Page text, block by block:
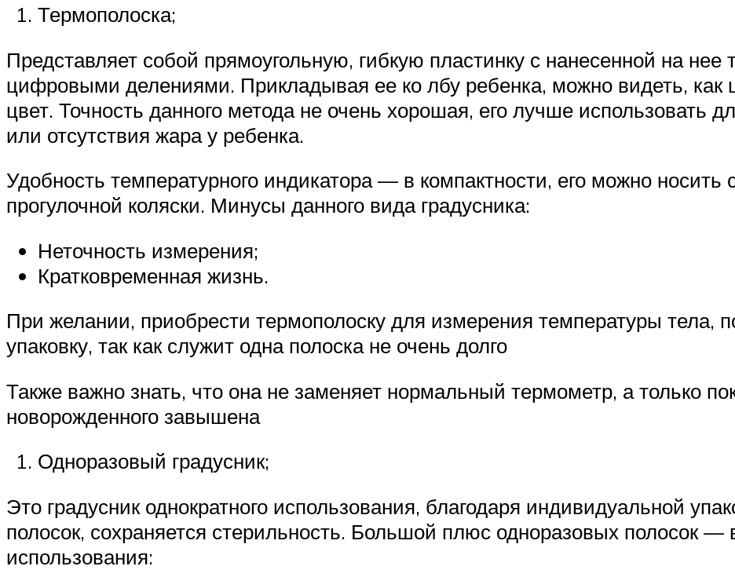
Термополоска;
Представляет собой прямоугольную, гибкую пластинку с нанесенной на нее
цифровыми делениями. Прикладывая ее ко лбу ребенка, можно видеть,
цвет. Точность данного метода не очень хорошая, его лучше использовать
или отсутствия жара у ребенка.
Удобность температурного индикатора — в компактности, его можно
прогулочной коляски. Минусы данного вида градусника:
Неточность измерения;
Кратковременная жизнь.
При желании, приобрести термополоску для измерения температуры тела,
упаковку, так как служит одна полоска не очень долго
Также важно знать, что она не заменяет нормальный термометр, а только
новорожденного завышена
Одноразовый градусник;
Это градусник однократного использования, благодаря индивидуальной
полосок, сохраняется стерильность. Большой плюс одноразовых полосок —
использования: